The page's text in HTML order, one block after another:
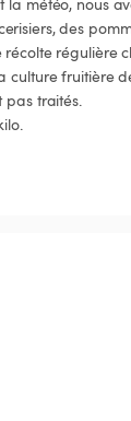
des
régulière
culture fruitière
pas traités.